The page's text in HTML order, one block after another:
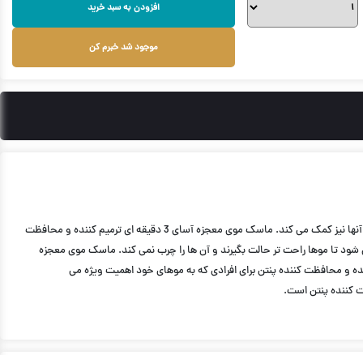
افزودن به سبد خرید
موجود شد خبرم کن
است که علاوه بر محافظت موثر از موها، به درمان و تقویت آنها نیز کمک می کند. ماسک موی معجزه آسای 3 دقیقه ای ترمیم کننده و محافظت
آسای 3 دقیقه ای ترمیم کننده و محافظت کننده پنتن باعث می شود تا موها راحت تر حالت بگیرند و آن ها را چرب نمی کند. ماسک موی معجزه
برای افرادی که به موهای خود اهمیت ویژه می